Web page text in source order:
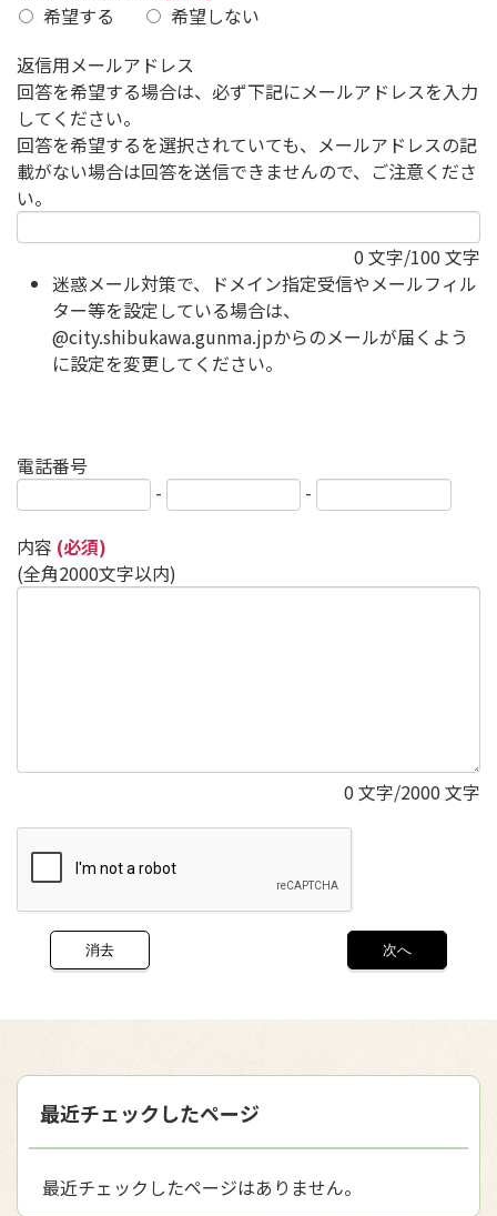
希望する
希望しない
返信用メールアドレス
回答を希望する場合は、必ず下記にメールアドレスを入力
してください。
回答を希望するを選択されていても、メールアドレスの記
載がない場合は回答を送信できませんので、ご注意くださ
い。
0 文字/100 文字
迷惑メール対策で、ドメイン指定受信やメールフィル
ター等を設定している場合は、
@city.shibukawa.gunma.jpからのメールが届くよう
に設定を変更してください。
電話番号
-
-
内容 (必須)
(全角2000文字以内)
0 文字/2000 文字
最近チェックしたページ
最近チェックしたページはありません。